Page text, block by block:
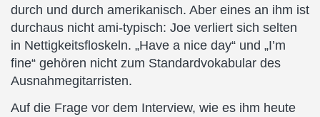
durch und durch amerikanisch. Aber eines an ihm ist
durchaus nicht ami-typisch: Joe verliert sich selten
in Nettigkeitsfloskeln. „Have a nice day“ und „I’m
fine“ gehören nicht zum Standardvokabular des
Ausnahmegitarristen.
Auf die Frage vor dem Interview, wie es ihm heute